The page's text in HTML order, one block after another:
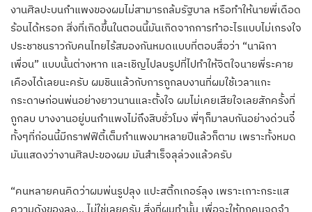
งานศิลปะบนกำแพงของผมไม่สามารถล้มรัฐบาล หรือทำให้นายพี่เดือด
ร้อนได้หรอก สิ่งที่เกิดขึ้นในตอนนี้มันเกิดจากการทำอะไรแบบไม่เกรงใจ
ประชาชนราวกับคนไทยไร้สมองกันหมดแบบที่ตอบสื่อว่า “นาฬิกา
เพื่อน” แบบนั้นต่างหาก และเชิญไปลบรูปที่ไปทำให้จิตใจนายพี่ระคาย
เคืองได้เลยนะครับ ผมชินแล้วกับการถูกลบงานที่ผมใช้เวลาแกะ
กระดาษก่อนพ่นอย่างยาวนานและตั้งใจ ผมไม่เคยเสียใจเลยสักครั้งที่
ถูกลบ บางงานอยู่บนกำแพงไม่ถึงสิบชั่วโมง พี่ๆก็มาลบกันอย่างด่วนจี๋
ทั้งๆที่ก่อนนี้มีกราฟฟิตี้เต็มกำแพงมาหลายปีแล้วก็ตาม เพราะทั้งหมด
มันแสดงว่างานศิลปะของผม มันสำเร็จลุล่วงแล้วครับ
“คนหลายคนคิดว่าผมพ่นรูปลุง แปะสติ้กเกอร์ลุง เพราะเกาะกระแส
ความดังของลุง… ไม่ใช่เลยครับ สิ่งที่ผมทำนั้น เพื่อจะให้ทุกคนจดจำ